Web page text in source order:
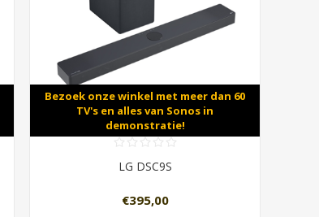
Bezoek onze winkel met meer dan 60
TV's en alles van Sonos in
demonstratie!
LG DSC9S
€395,00